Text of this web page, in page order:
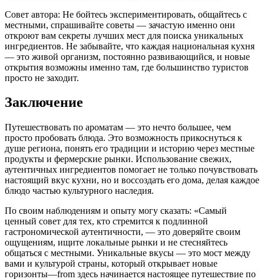
Совет автора: Не бойтесь экспериментировать, общайтесь с
местными, спрашивайте советы — зачастую именно они
откроют вам секреты лучших мест для поиска уникальных
ингредиентов. Не забывайте, что каждая национальная кухня
— это живой организм, постоянно развивающийся, и новые
открытия возможны именно там, где большинство туристов
просто не заходит.
Заключение
Путешествовать по ароматам — это нечто большее, чем
просто пробовать блюда. Это возможность прикоснуться к
душе региона, понять его традиции и историю через местные
продукты и фермерские рынки. Использование свежих,
аутентичных ингредиентов помогает не только почувствовать
настоящий вкус кухни, но и воссоздать его дома, делая каждое
блюдо частью культурного наследия.
По своим наблюдениям и опыту могу сказать: «Самый
ценный совет для тех, кто стремится к подлинной
гастрономической аутентичности, — это доверяйте своим
ощущениям, ищите локальные рынки и не стесняйтесь
общаться с местными. Уникальные вкусы — это мост между
вами и культурой страны, который открывает новые
горизонты—from здесь начинается настоящее путешествие по